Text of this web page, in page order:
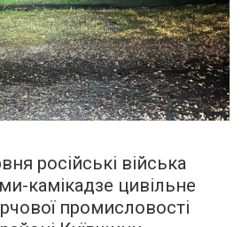
російські війська
камікадзе цивільне
промисловості